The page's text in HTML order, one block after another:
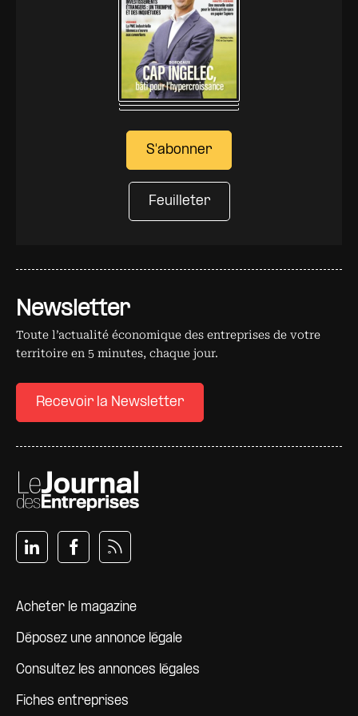
Newsletter
Toute l’actualité économique des entreprises de votre
territoire en 5 minutes, chaque jour.
Recevoir la Newsletter
Pied de page
Acheter le magazine
Déposez une annonce légale
Consultez les annonces légales
Fiches entreprises
S'abonner
Feuilleter